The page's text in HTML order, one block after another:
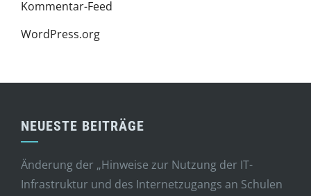
Kommentar-Feed
WordPress.org
NEUESTE BEITRÄGE
Änderung der „Hinweise zur Nutzung der IT-
Infrastruktur und des Internetzugangs an Schulen